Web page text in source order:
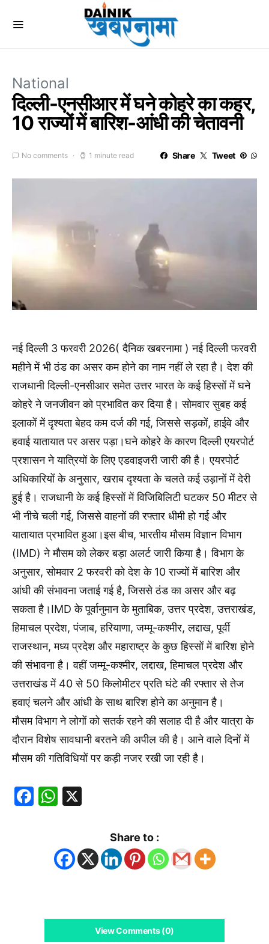
National
दिल्ली-एनसीआर में घने कोहरे का कहर,
10 राज्यों में बारिश-आंधी की चेतावनी
No comments 1 minute read Share Tweet
नई दिल्ली 3 फरवरी 2026( दैनिक खबरनामा ) नई दिल्ली फरवरी
महीने में भी ठंड का असर कम होने का नाम नहीं ले रहा है। देश की
राजधानी दिल्ली-एनसीआर समेत उत्तर भारत के कई हिस्सों में घने
कोहरे ने जनजीवन को प्रभावित कर दिया है। सोमवार सुबह कई
इलाकों में दृश्यता बेहद कम दर्ज की गई, जिससे सड़कों, हाईवे और
हवाई यातायात पर असर पड़ा।घने कोहरे के कारण दिल्ली एयरपोर्ट
प्रशासन ने यात्रियों के लिए एडवाइजरी जारी की है। एयरपोर्ट
अधिकारियों के अनुसार, खराब दृश्यता के चलते कई उड़ानों में देरी
हुई है। राजधानी के कई हिस्सों में विजिबिलिटी घटकर 50 मीटर से
भी नीचे चली गई, जिससे वाहनों की रफ्तार धीमी हो गई और
यातायात प्रभावित हुआ।इस बीच, भारतीय मौसम विज्ञान विभाग
(IMD) ने मौसम को लेकर बड़ा अलर्ट जारी किया है। विभाग के
अनुसार, सोमवार 2 फरवरी को देश के 10 राज्यों में बारिश और
आंधी की संभावना जताई गई है, जिससे ठंड का असर और बढ़
सकता है।IMD के पूर्वानुमान के मुताबिक, उत्तर प्रदेश, उत्तराखंड,
हिमाचल प्रदेश, पंजाब, हरियाणा, जम्मू-कश्मीर, लद्दाख, पूर्वी
राजस्थान, मध्य प्रदेश और महाराष्ट्र के कुछ हिस्सों में बारिश होने
की संभावना है। वहीं जम्मू-कश्मीर, लद्दाख, हिमाचल प्रदेश और
उत्तराखंड में 40 से 50 किलोमीटर प्रति घंटे की रफ्तार से तेज
हवाएं चलने और आंधी के साथ बारिश होने का अनुमान है।
मौसम विभाग ने लोगों को सतर्क रहने की सलाह दी है और यात्रा के
दौरान विशेष सावधानी बरतने की अपील की है। आने वाले दिनों में
मौसम की गतिविधियों पर कड़ी नजर रखी जा रही है।
Facebook
WhatsApp
Share to :
View Comments (0)